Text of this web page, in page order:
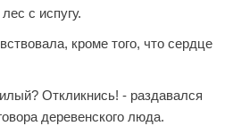
с испугу.
кроме того, что сердце
Откликнись! - раздавался
деревенского люда.